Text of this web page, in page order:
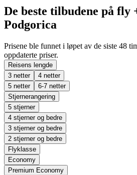
De beste tilbudene på fly
Podgorica
Prisene ble funnet i løpet av de siste 48
oppdaterte priser.
Reisens lengde
3 netter
4 netter
5 netter
6-7 netter
Stjernerangering
5 stjerner
4 stjerner og bedre
3 stjerner og bedre
2 stjerner og bedre
Flyklasse
Economy
Premium Economy